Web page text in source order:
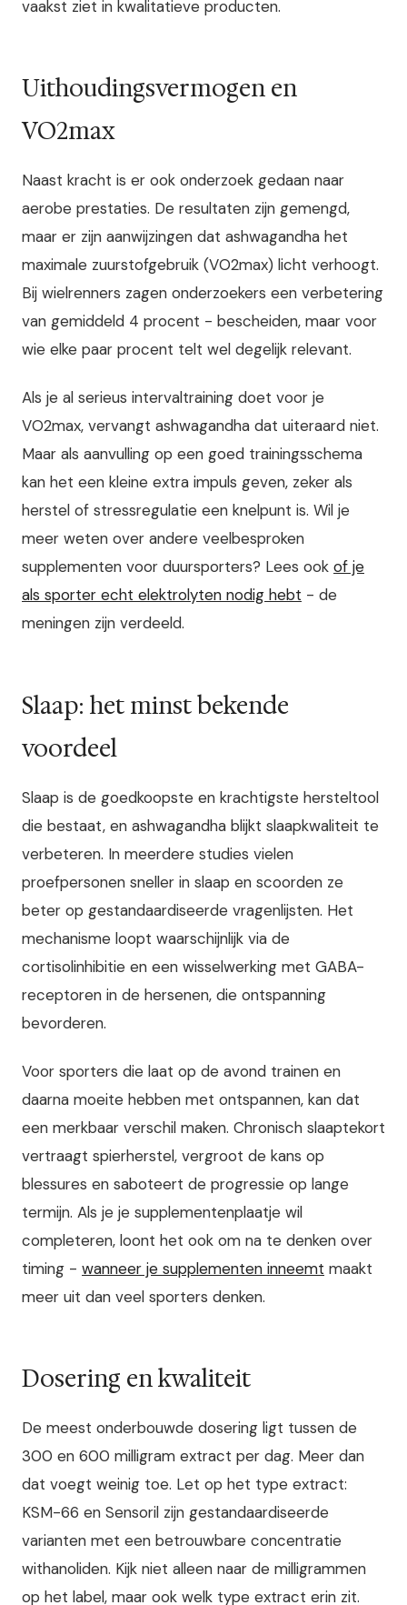
vaakst ziet in kwalitatieve producten.
Uithoudingsvermogen en
VO2max
Naast kracht is er ook onderzoek gedaan naar
aerobe prestaties. De resultaten zijn gemengd,
maar er zijn aanwijzingen dat ashwagandha het
maximale zuurstofgebruik (VO2max) licht verhoogt.
Bij wielrenners zagen onderzoekers een verbetering
van gemiddeld 4 procent - bescheiden, maar voor
wie elke paar procent telt wel degelijk relevant.
Als je al serieus intervaltraining doet voor je
VO2max, vervangt ashwagandha dat uiteraard niet.
Maar als aanvulling op een goed trainingsschema
kan het een kleine extra impuls geven, zeker als
herstel of stressregulatie een knelpunt is. Wil je
meer weten over andere veelbesproken
supplementen voor duursporters? Lees ook of je
als sporter echt elektrolyten nodig hebt - de
meningen zijn verdeeld.
Slaap: het minst bekende
voordeel
Slaap is de goedkoopste en krachtigste hersteltool
die bestaat, en ashwagandha blijkt slaapkwaliteit te
verbeteren. In meerdere studies vielen
proefpersonen sneller in slaap en scoorden ze
beter op gestandaardiseerde vragenlijsten. Het
mechanisme loopt waarschijnlijk via de
cortisolinhibitie en een wisselwerking met GABA-
receptoren in de hersenen, die ontspanning
bevorderen.
Voor sporters die laat op de avond trainen en
daarna moeite hebben met ontspannen, kan dat
een merkbaar verschil maken. Chronisch slaaptekort
vertraagt spierherstel, vergroot de kans op
blessures en saboteert de progressie op lange
termijn. Als je je supplementenplaatje wil
completeren, loont het ook om na te denken over
timing - wanneer je supplementen inneemt maakt
meer uit dan veel sporters denken.
Dosering en kwaliteit
De meest onderbouwde dosering ligt tussen de
300 en 600 milligram extract per dag. Meer dan
dat voegt weinig toe. Let op het type extract:
KSM-66 en Sensoril zijn gestandaardiseerde
varianten met een betrouwbare concentratie
withanoliden. Kijk niet alleen naar de milligrammen
op het label, maar ook welk type extract erin zit.